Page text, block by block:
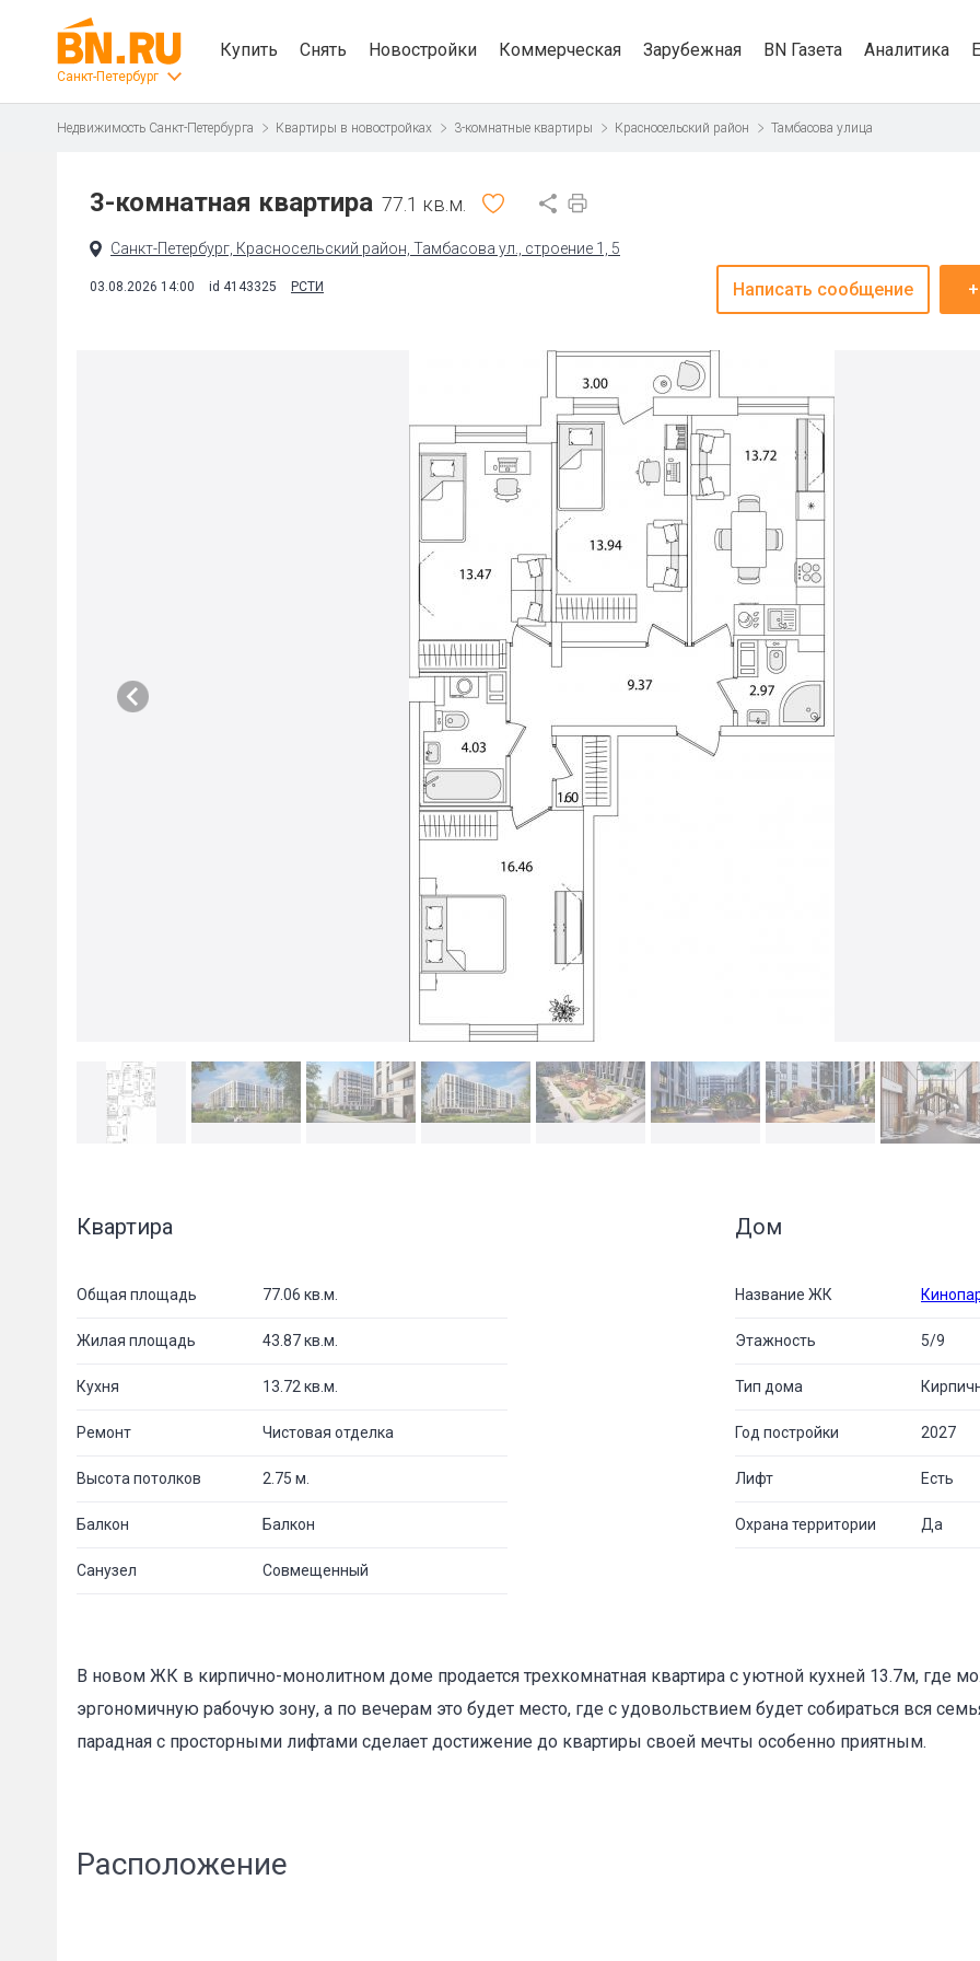
Санкт-Петербург
Купить Снять Новостройки Коммерческая Зарубежная BN Газета Аналитика
Недвижимость Санкт-Петербурга Квартиры в новостройках 3-комнатные квартиры Красносельский район Тамбасова улица
3-комнатная квартира 77.1 кв.м.
Санкт-Петербург, Красносельский район, Тамбасова ул., строение 1, 5
03.08.2026 14:00 id 4143325 РСТИ Написать сообщение
Квартира
Общая площадь 77.06 кв.м.
Жилая площадь 43.87 кв.м.
Кухня 13.72 кв.м.
Ремонт Чистовая отделка
Высота потолков 2.75 м.
Балкон Балкон
Санузел Совмещенный
Дом
Название ЖК
Этажность 5/9
Тип дома
Год постройки 2027
Лифт Есть
Охрана территории Да
В новом ЖК в кирпично-монолитном доме продается трехкомнатная квартира с уютной кухней 13.7м, где
эргономичную рабочую зону, а по вечерам это будет место, где с удовольствием будет собираться вся
парадная с просторными лифтами сделает достижение до квартиры своей мечты особенно приятным.
Расположение